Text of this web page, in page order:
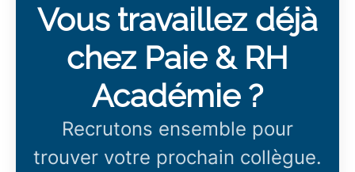
Vous travaillez déjà
chez Paie & RH
Académie ?
Recrutons ensemble pour
trouver votre prochain collègue.